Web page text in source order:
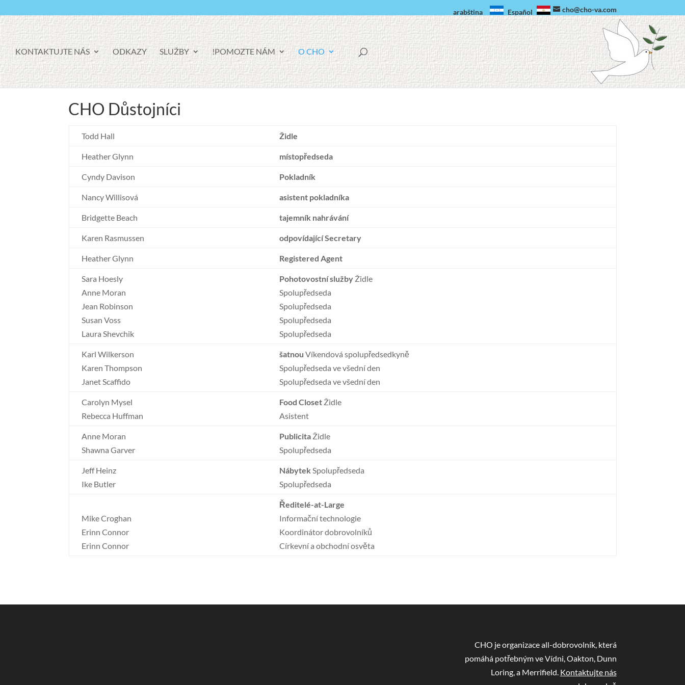
cho@cho-va.com
arabština Español
F
C
E
B
O
O CHO
POMOZTE NÁM!
SLUŽBY
ODKAZY
KONTAKTUJTE NÁS
CHO Důstojníci
Židle
Todd Hall
místopředseda
Heather Glynn
Pokladník
Cyndy Davison
asistent pokladníka
Nancy Willisová
tajemník nahrávání
Bridgette Beach
odpovídající Secretary
Karen Rasmussen
Registered Agent
Heather Glynn
Pohotovostní službyŽidle
Spolupředseda
Spolupředseda
Spolupředseda
Spolupředseda
Sara Hoesly
Anne Moran
Jean Robinson
Susan Voss
Laura Shevchik
šatnou Víkendová spolupředsedkyně
Spolupředseda ve všední den
Spolupředseda ve všední den
Karl Wilkerson
Karen Thompson
Janet Scaffido
Food ClosetŽidle
Asistent
Carolyn Mysel
Rebecca Huffman
Publicita Židle
Spolupředseda
Anne Moran
Shawna Garver
Nábytek Spolupředseda
Spolupředseda
Jeff Heinz
Ike Butler
Ředitelé-at-Large
Informační technologie
Koordinátor dobrovolníků
Církevní a obchodní osvěta
Mike Croghan
Erinn Connor
Erinn Connor
CHO je organizace all-dobrovolník, která
pomáhá potřebným ve Vídni, Oakton, Dunn
Loring, a Merrifield. Kontaktujte nás